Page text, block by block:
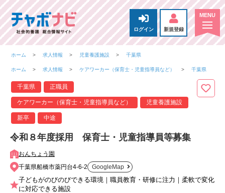
ログイン 新規登録
ホーム 求人情報 児童養護施設 千葉県
ホーム 求人情報 ケアワーカー（保育士・児童指導員など） 千葉県
千葉県 正職員
ケアワーカー（保育士・児童指導員など） 児童養護施設
新卒 中途
令和８年度採用 保育士・児童指導員等募集
おんちょう園
千葉県船橋市薬円台4-6-2
GoogleMap
子どもがのびのびできる環境｜職員教育・研修に注力｜柔軟で変化
に対応できる施設